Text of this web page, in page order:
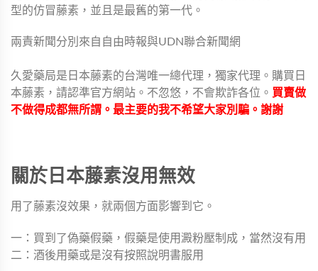
型的仿冒藤素，並且是最舊的第一代。
兩責新聞分別來自自由時報與UDN聯合新聞網
久愛藥局是日本藤素的台灣唯一總代理，獨家代理。購買日
本藤素，請認準官方網站。不忽悠，不會欺詐各位。 買賣做
不做得成都無所謂。最主要的我不希望大家別騙。謝謝
關於日本藤素沒用無效
用了藤素沒效果，就兩個方面影響到它。
一：買到了偽藥假藥，假藥是使用澱粉壓制成，當然沒有用
二：酒後用藥或是沒有按照說明書服用